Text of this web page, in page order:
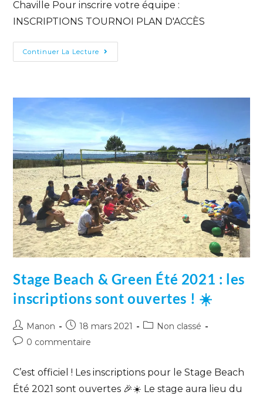
Chaville Pour inscrire votre équipe :
INSCRIPTIONS TOURNOI PLAN D'ACCÈS
Continuer La Lecture
Stage Beach & Green Été 2021 : les
inscriptions sont ouvertes ! ☀️
Manon 18 mars 2021
Non classé
0 commentaire
C’est officiel ! Les inscriptions pour le Stage Beach
Été 2021 sont ouvertes 🎉☀️ Le stage aura lieu du